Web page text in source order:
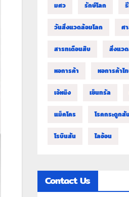
มศว รักษ์โลก
วันสิ่งแวดล้อมโลก ศ
สารทเดือนสิบ สิ่งแว
หอการค้า หอการค้าไ
เจ้หนิง เซ็นทรัล
แม็คโคร โรคกระดูกสั
โรบินสัน ไลอ้อน
Contact Us